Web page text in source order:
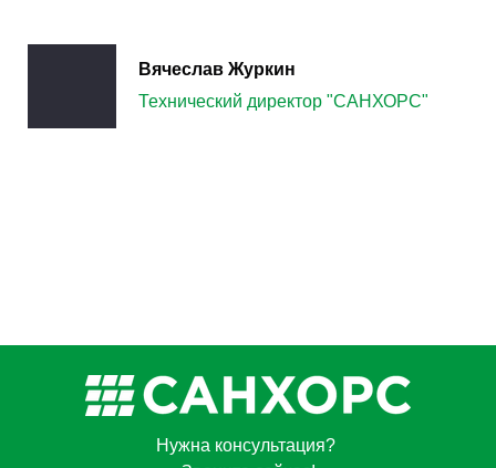
Вячеслав Журкин
Технический директор "САНХОРС"
Нужна консультация?